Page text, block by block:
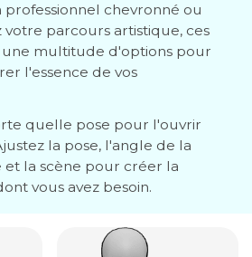
professionnel chevronné ou
parcours artistique, ces
une multitude d'options pour
l'essence de vos
quelle pose pour l'ouvrir
la pose, l'angle de la
et la scène pour créer la
vous avez besoin.